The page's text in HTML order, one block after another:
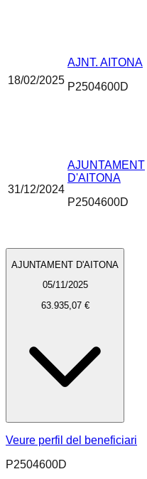
18/02/2025
AJNT. AITONA
P2504600D
31/12/2024
AJUNTAMENT
D'AITONA
P2504600D
AJUNTAMENT D'AITONA
05/11/2025
63.935,07 €
Veure perfil del beneficiari
P2504600D